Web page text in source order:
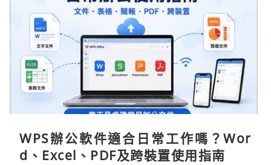
WPS辦公軟件適合日常工作嗎？Wor
d、Excel、PDF及跨裝置使用指南